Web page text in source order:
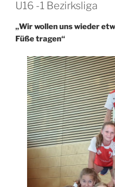
U16 -1 Bezirksliga
„Wir wollen uns wieder
Füße tragen“